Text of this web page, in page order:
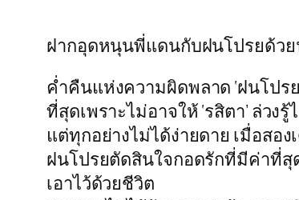
ฝากอุดหนุนพี่แดนกับฝนโปรยด้ว
ค่ำคืนแห่งความผิดพลาด ‘ฝนโปร
ที่สุดเพราะไม่อาจให้ ‘รสิตา’ ล่วง
แต่ทุกอย่างไม่ได้ง่ายดาย เมื่อสอ
ฝนโปรยตัดสินใจกอดรักที่มีค่าที่สุ
เอาไว้ด้วยชีวิต